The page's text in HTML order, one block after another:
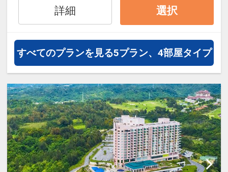
カヌチャリゾート公式サイトをご確
認ください。
【3連泊以上】カジュアルダイニン
グ「パラディ」にてディナーブッフ
ェ1回付！
※定休日あり。最新情報はカヌチャ
リゾート公式サイトをご確認くださ
い。
●朝食●
和食レストラン「神着(カヌチャ)」
営業時間7:00～10:00 メニュー:和御
詳細 選択
すべてのプランを見る5プラン、4部屋タイプ